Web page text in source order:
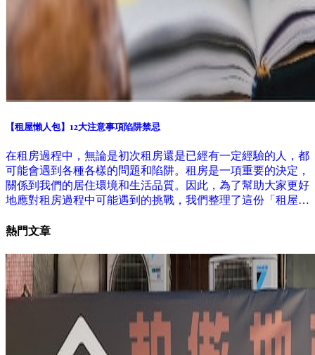
【租屋懶人包】12大注意事項陷阱禁忌
在租房過程中，無論是初次租房還是已經有一定經驗的人，都
可能會遇到各種各樣的問題和陷阱。租房是一項重要的決定，
關係到我們的居住環境和生活品質。因此，為了幫助大家更好
地應對租房過程中可能遇到的挑戰，我們整理了這份「租屋懶
南，能夠為大家在租房過程中提供一些實用的建議和幫助。
熱門文章